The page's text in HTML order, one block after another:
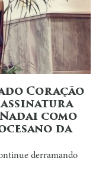
Coração
assinatura
como
da
derramando